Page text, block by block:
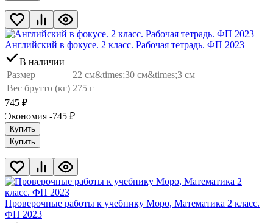
Английский в фокусе. 2 класс. Рабочая тетрадь. ФП 2023
В наличии
Размер
22 см&times;30 см&times;3 см
Вес брутто (кг) 275 г
745 ₽
Экономия -745 ₽
Купить
Купить
Проверочные работы к учебнику Моро, Математика 2 класс.
ФП 2023